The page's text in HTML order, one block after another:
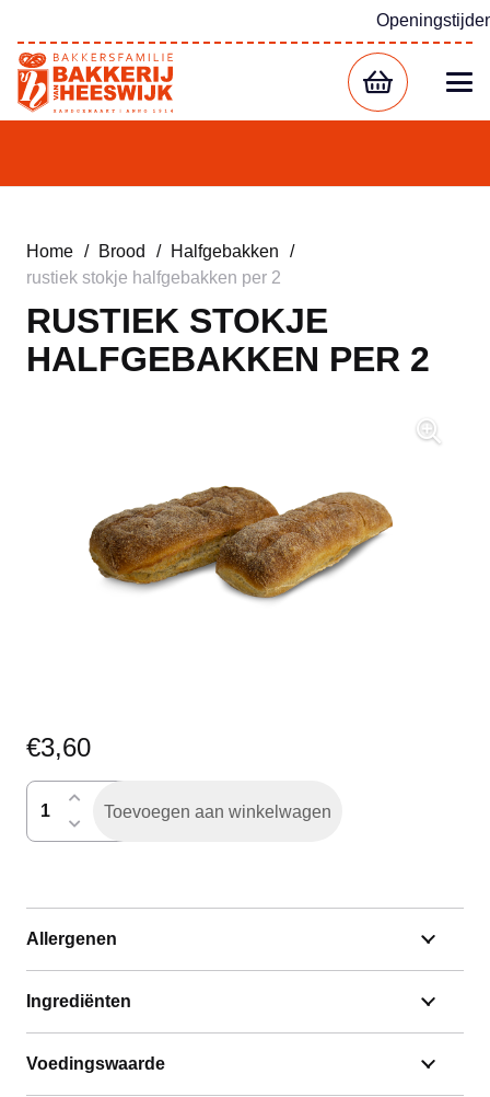
Home / Brood / Halfgebakken
/
rustiek stokje halfgebakken per 2
RUSTIEK STOKJE
HALFGEBAKKEN PER 2
€3,60
rustiek
stokje
aantal
Toevoegen aan winkelwagen
Allergenen
Ingrediënten
Voedingswaarde